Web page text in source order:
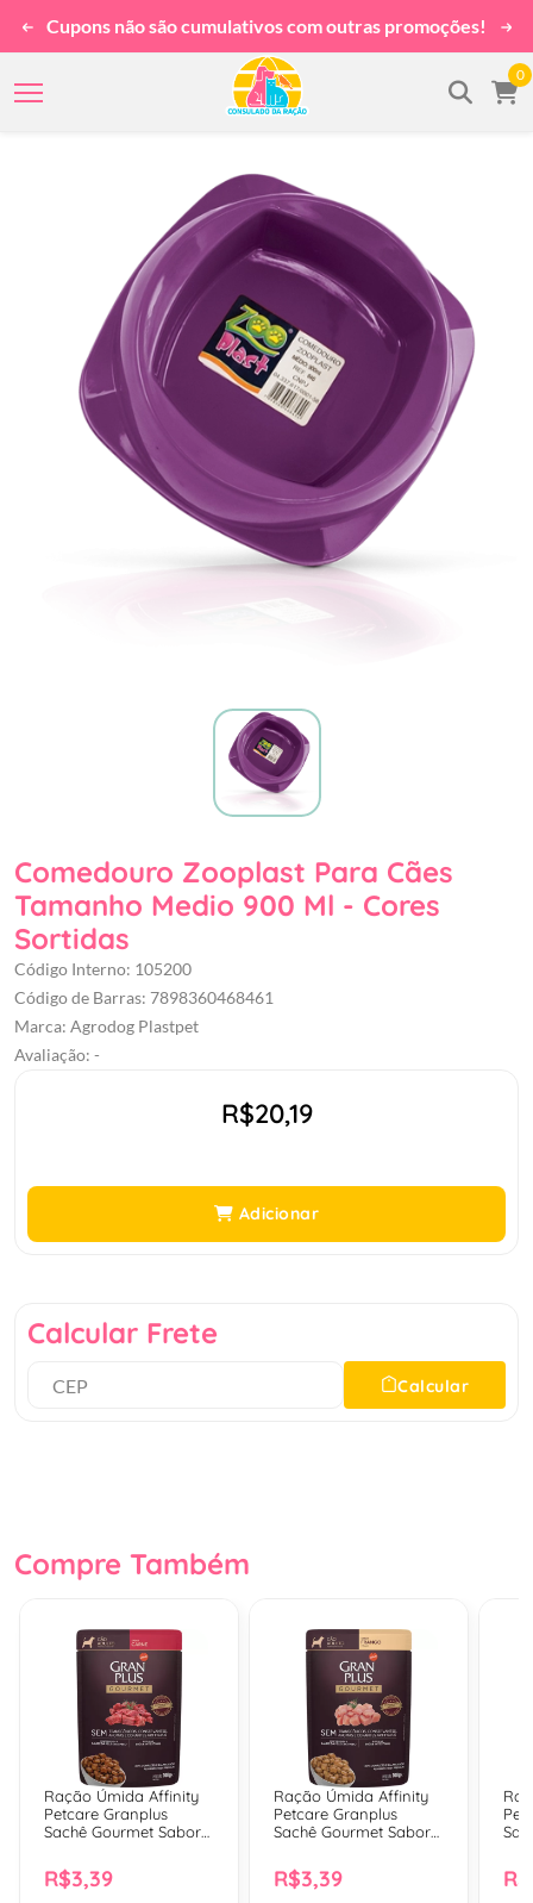
Cupons não são cumulativos com outras promoções!
0
Comedouro Zooplast Para Cães
Tamanho Medio 900 Ml - Cores
Sortidas
Código Interno: 105200
Código de Barras: 7898360468461
Marca: Agrodog Plastpet
Avaliação: -
R$20,19
Adicionar
Calcular Frete
Calcular
Compre Também
Ração Úmida Affinity
Petcare Granplus
Sachê Gourmet Sabor
Adultos - 100 Gr
R$3,39
Ração Úmida Affinity
Petcare Granplus
Sachê Gourmet Sabor
Adultos - 100 Gr
R$3,39